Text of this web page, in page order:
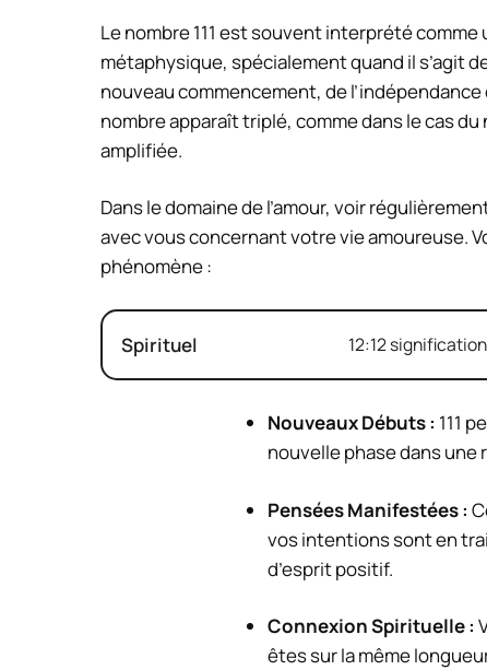
Le nombre 111 est souvent interprété
métaphysique, spécialement quand il s’agit
nouveau commencement, de
nombre apparaît triplé, comme dans le cas
amplifiée.
Dans le domaine de l’amour, voir
avec vous concernant votre vie amoureuse.
phénomène :
Spirituel 12:12
Nouveaux Débuts : 111
nouvelle phase dans
Pensées Manifestées :
vos intentions sont en
d’esprit positif.
Connexion Spirituelle :
êtes sur la même